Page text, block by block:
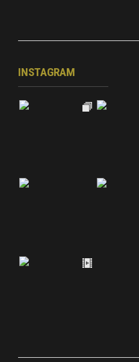
INSTAGRAM